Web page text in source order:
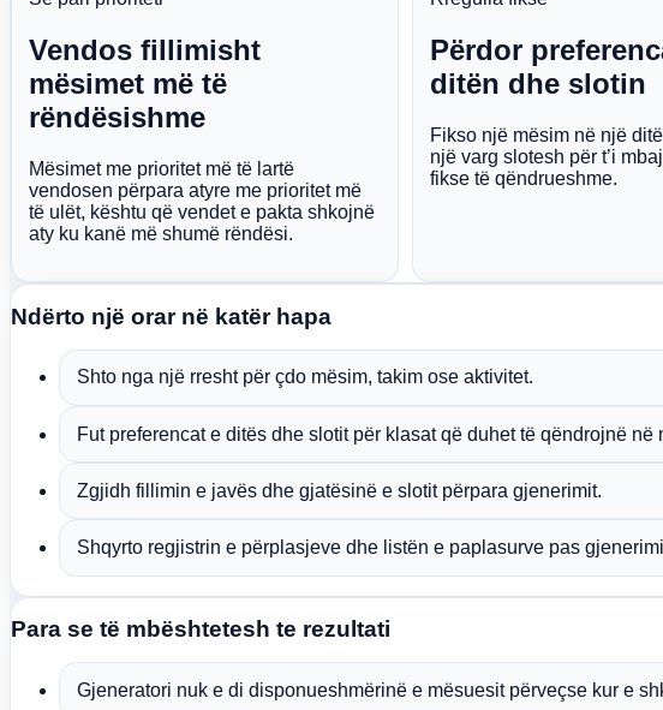
Vendos fillimisht
mësimet më të
rëndësishme
Mësimet me prioritet më të lartë
vendosen përpara atyre me prioritet më
të ulët, kështu që vendet e pakta shkojnë
aty ku kanë më shumë rëndësi.
Përdor
ditën dhe slotin
Fikso një mësim në një
një varg slotesh për t’i
fikse të qëndrueshme.
Ndërto një orar në katër hapa
Shto nga një rresht për çdo mësim, takim ose aktivitet.
Fut preferencat e ditës dhe slotit për klasat që duhet të qëndrojnë në
Zgjidh fillimin e javës dhe gjatësinë e slotit përpara gjenerimit.
Shqyrto regjistrin e përplasjeve dhe listën e paplasurve pas
Para se të mbështetesh te rezultati
Gjeneratori nuk e di disponueshmërinë e mësuesit përveçse kur e